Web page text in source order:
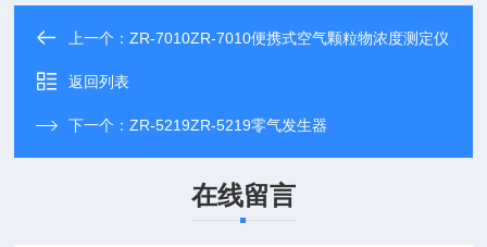
上一个：ZR-7010ZR-7010便携式空气颗粒物浓度测定仪
返回列表
下一个：ZR-5219ZR-5219零气发生器
在线留言